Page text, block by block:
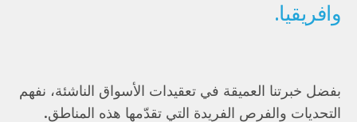
وافريقيا.
بفضل خبرتنا العميقة في تعقيدات الأسواق الناشئة، نفهم
التحديات والفرص الفريدة التي تقدّمها هذه المناطق.